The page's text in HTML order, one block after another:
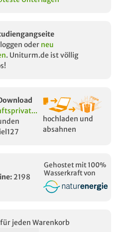
oder neu
. Uniturm.de ist völlig
hochladen und
absahnen
2198
Gehostet mit 100%
Wasserkraft von
jeden Warenkorb